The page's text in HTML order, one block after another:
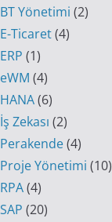
BT Yönetimi (2)
E-Ticaret(4)
ERP (1)
eWM (4)
HANA(6)
İş Zekası (2)
Perakende(4)
Proje Yönetimi (10)
RPA(4)
SAP (20)